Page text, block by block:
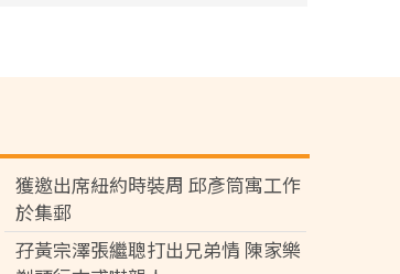
獲邀出席紐約時裝周 邱彥筒寓工作
於集郵
孖黃宗澤張繼聰打出兄弟情 陳家樂